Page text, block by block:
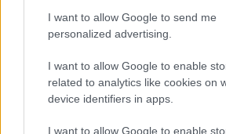
I want to allow Google to send me
personalized advertising.
I want to allow Google to enable
related to analytics like cookies on
device identifiers in apps.
I want to allow Google to enable